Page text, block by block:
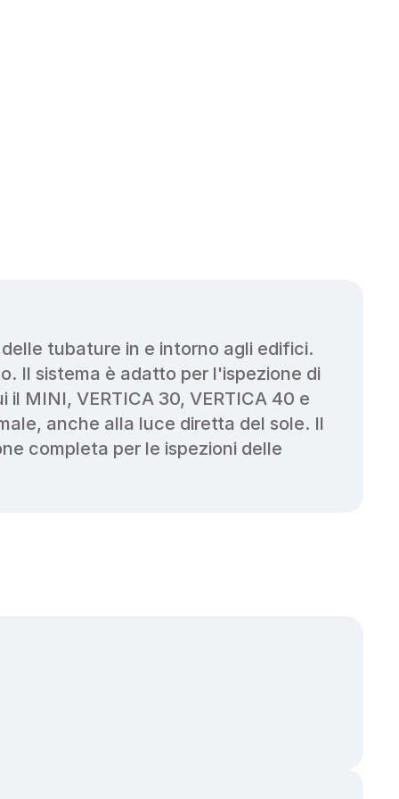
tubature in e intorno agli edifici.
Il sistema è adatto per l'ispezione di
MINI, VERTICA 30, VERTICA 40 e
anche alla luce diretta del sole. Il
completa per le ispezioni delle